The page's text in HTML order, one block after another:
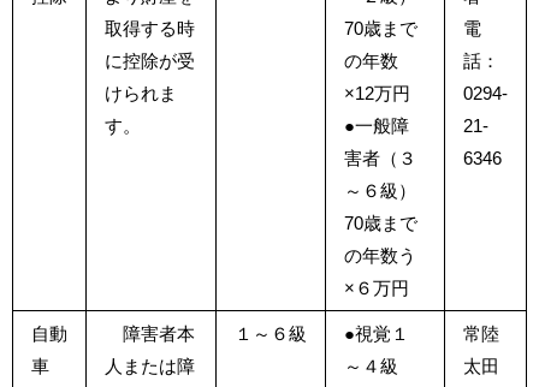
取得する時
に控除が受
けられま
す。
70歳まで
の年数
×12万円
●一般障
害者（３
～６級）
70歳まで
の年数う
×６万円
電
話：
0294-
21-
6346
自動
車
障害者本
人または障
１～６級
●視覚１
～４級
常陸
太田